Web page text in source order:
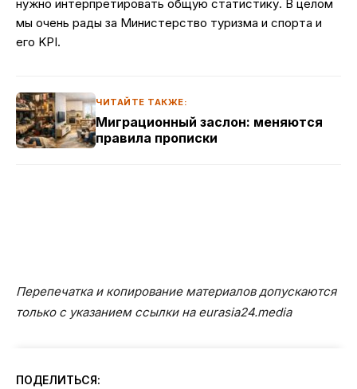
нужно интерпретировать общую статистику. В целом
мы очень рады за Министерство туризма и спорта и
его KPI.
ЧИТАЙТЕ ТАКЖЕ:
Миграционный заслон: меняются
правила прописки
Перепечатка и копирование материалов допускаются
только с указанием ссылки на eurasia24.media
ПОДЕЛИТЬСЯ: